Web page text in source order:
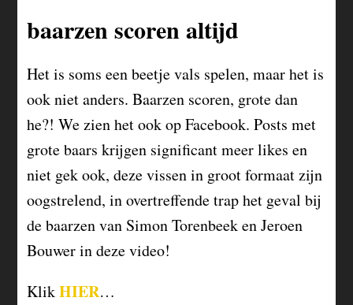
baarzen scoren altijd
Het is soms een beetje vals spelen, maar het is
ook niet anders. Baarzen scoren, grote dan
he?! We zien het ook op Facebook. Posts met
grote baars krijgen significant meer likes en
niet gek ook, deze vissen in groot formaat zijn
oogstrelend, in overtreffende trap het geval bij
de baarzen van Simon Torenbeek en Jeroen
Bouwer in deze video!
KlikHIER…